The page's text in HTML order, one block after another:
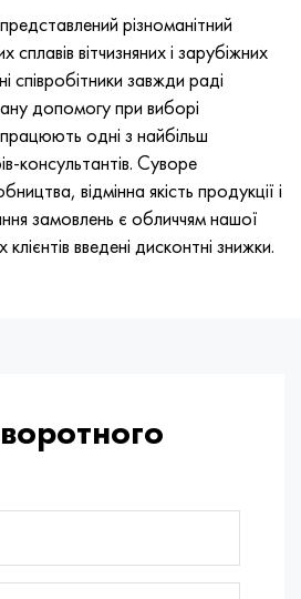
різноманітний
вітчизняних і зарубіжних
співробітники завжди раді
допомогу при виборі
одні з найбільш
консультантів. Суворе
відмінна якість продукції і
замовлень є обличчям нашої
введені дисконтні знижки.